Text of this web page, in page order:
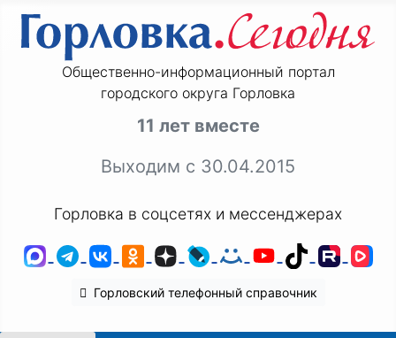
Общественно-информационный портал
городского округа Горловка
11 лет вместе
Выходим с 30.04.2015
Горловка в соцсетях и мессенджерах
MAXTelegram
ВКонтакте
Одноклассники
ДзенLiveJournal
Мой Мир
YouTube
TikTok
Горловский телефонный справочник